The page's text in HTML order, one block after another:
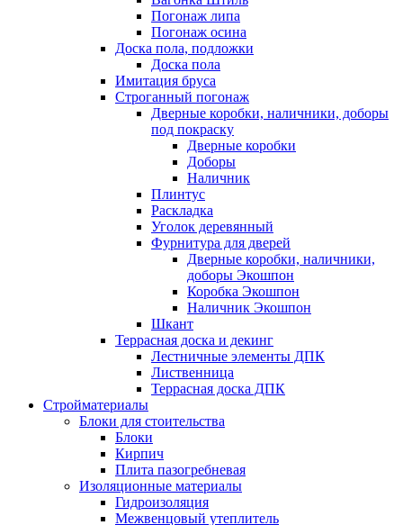
Погонаж липа
Погонаж осина
Доска пола, подложки
Доска пола
Имитация бруса
Строганный погонаж
Дверные коробки, наличники, доборы
под покраску
Дверные коробки
Доборы
Наличник
Плинтус
Раскладка
Уголок деревянный
Фурнитура для дверей
Дверные коробки, наличники,
доборы Экошпон
Коробка Экошпон
Наличник Экошпон
Шкант
Террасная доска и декинг
Лестничные элементы ДПК
Лиственница
Террасная доска ДПК
Стройматериалы
Блоки для стоительства
Блоки
Кирпич
Плита пазогребневая
Изоляционные материалы
Гидроизоляция
Межвенцовый утеплитель